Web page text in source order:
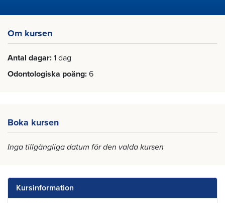
Om kursen
Antal dagar 1 dag
Odontologiska poäng 6
Boka kursen
Inga tillgängliga datum för den valda kursen
Kursinformation